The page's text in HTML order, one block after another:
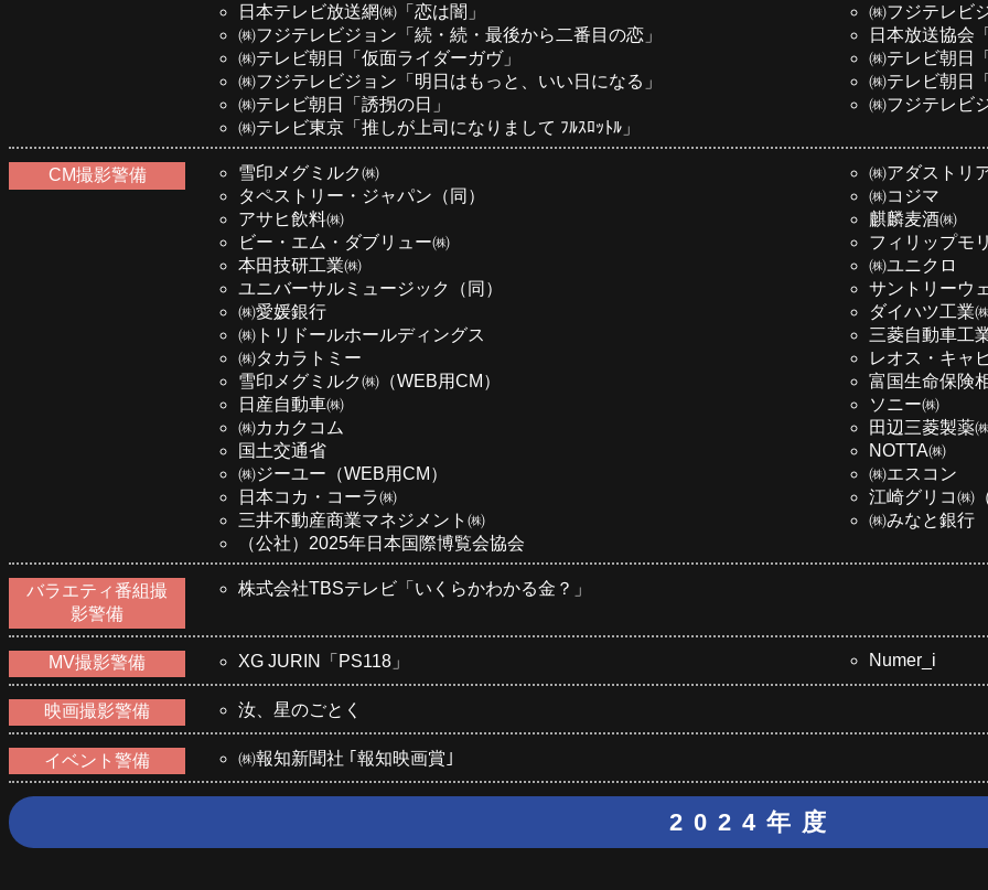
日本テレビ放送網㈱「恋は闇」
㈱フジテレビジョン「続・続・最後から二番目の恋」
㈱テレビ朝日「仮面ライダーガヴ」
㈱フジテレビジョン「明日はもっと、いい日になる」
㈱テレビ朝日「誘拐の日」
㈱テレビ東京「推しが上司になりまして ﾌﾙｽﾛｯﾄﾙ」
㈱フジテレビ
日本放送協会
㈱テレビ朝日
㈱テレビ朝日
㈱フジテレビ
CM撮影警備
雪印メグミルク㈱
タペストリー・ジャパン（同）
アサヒ飲料㈱
ビー・エム・ダブリュー㈱
本田技研工業㈱
ユニバーサルミュージック（同）
㈱愛媛銀行
㈱トリドールホールディングス
㈱タカラトミー
雪印メグミルク㈱（WEB用CM）
日産自動車㈱
㈱カカクコム
国土交通省
㈱ジーユー（WEB用CM）
日本コカ・コーラ㈱
三井不動産商業マネジメント㈱
（公社）2025年日本国際博覧会協会
㈱アダストリ
㈱コジマ
麒麟麦酒㈱
フィリップモ
㈱ユニクロ
サントリーウ
ダイハツ工業
三菱自動車工
レオス・キャ
富国生命保険
ソニー㈱
田辺三菱製薬
NOTTA㈱
㈱エスコン
江崎グリコ㈱
㈱みなと銀行
バラエティ番組撮
影警備
株式会社TBSテレビ「いくらかわかる金？」
MV撮影警備 XG JURIN「PS118」 Numer_i
映画撮影警備 汝、星のごとく
イベント警備 ㈱報知新聞社 ｢報知映画賞｣
2024年度